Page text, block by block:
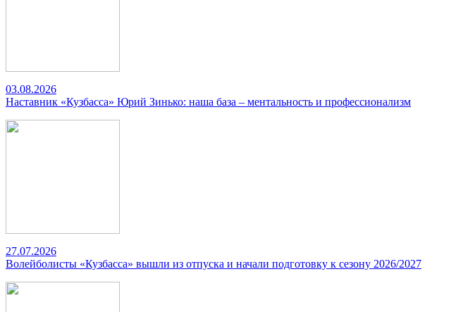
03.08.2026
Наставник «Кузбасса» Юрий Зинько: наша база – ментальность и профессионализм
27.07.2026
Волейболисты «Кузбасса» вышли из отпуска и начали подготовку к сезону 2026/2027